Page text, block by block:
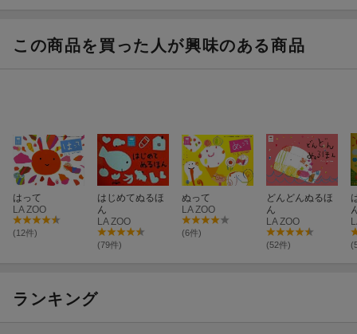
この商品を買った人が興味のある商品
はって
LA ZOO
(12件)
はじめてぬるほ
ん
LA ZOO
(79件)
ぬって
LA ZOO
(6件)
どんどんぬるほ
ん
LA ZOO
(52件)
ランキング